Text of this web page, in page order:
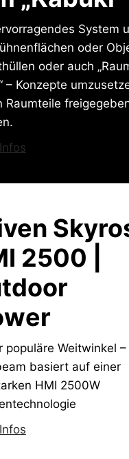
System
oder
oder auch
– Konzepte
Raumteile
2500 |
populäre Weitwinkel –
basiert auf einer
HMI 2500W